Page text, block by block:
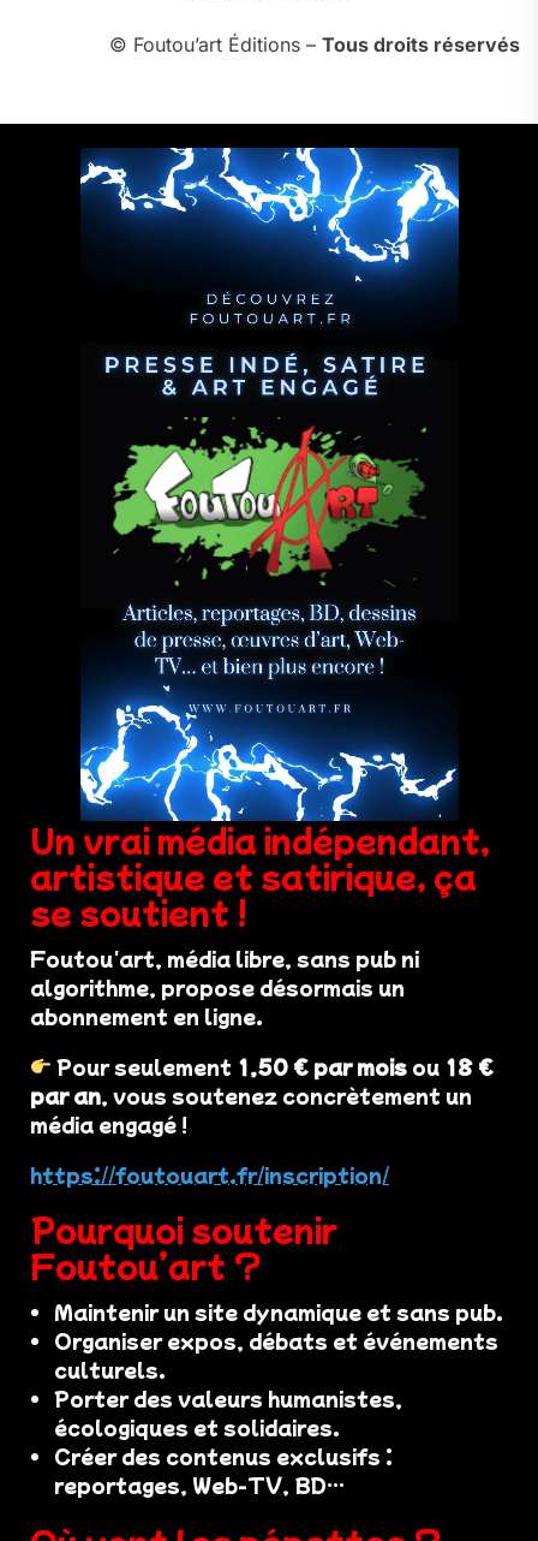
© Foutou’art Éditions – Tous droits réservés
Un vrai média indépendant,
artistique et satirique, ça
se soutient !
Foutou'art, média libre, sans pub ni
algorithme, propose désormais un
abonnement en ligne.
Pour seulement 1,50 € par mois ou 18 €
par an, vous soutenez concrètement un
média engagé !
https://foutouart.fr/inscription/
Pourquoi soutenir
Foutou’art ?
Maintenir un site dynamique et sans pub.
Organiser expos, débats et événements
culturels.
Porter des valeurs humanistes,
écologiques et solidaires.
Créer des contenus exclusifs :
reportages, Web-TV, BD…